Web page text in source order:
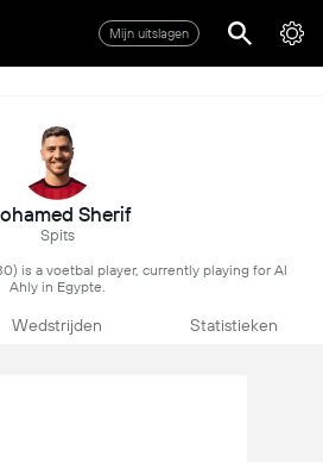
Mijn uitslagen
Sherif
Spits
is a voetbal player, currently playing for Al
Ahly in Egypte.
Wedstrijden Statistieken